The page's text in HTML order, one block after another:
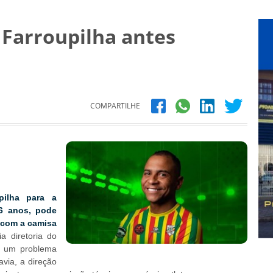
antes
COMPARTILHE
para a
anos, pode
a camisa
diretoria do
problema
a direção